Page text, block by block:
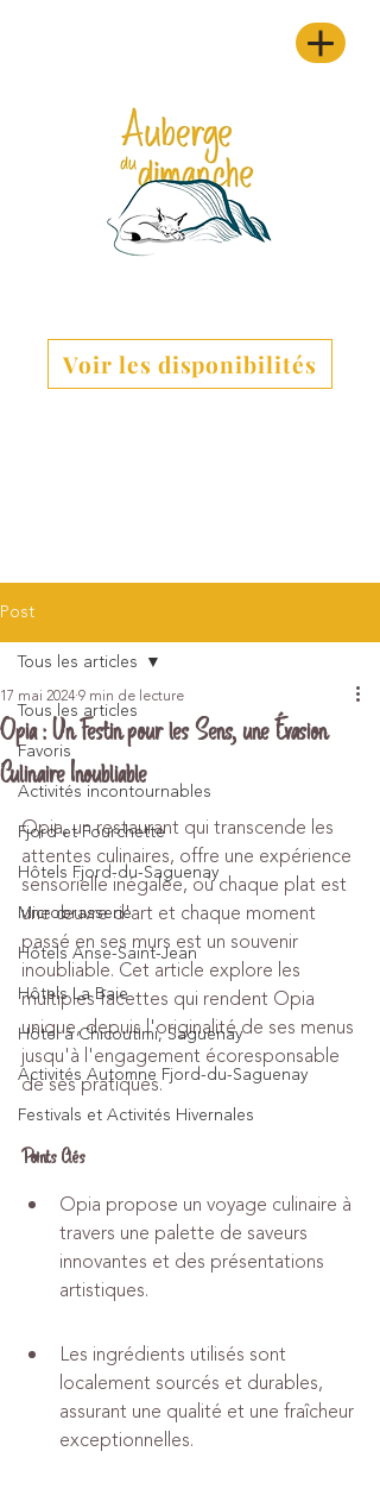
Voir les disponibilités
Post
Tous les articles
Favoris
Activités incontournables
Fjord et Fourchette
Hôtels Fjord-du-Saguenay
Microbrasserie
Hôtels Anse-Saint-Jean
Hôtels La Baie
Hôtel à Chicoutimi, Saguenay
Activités Automne Fjord-du-Saguenay
Festivals et Activités Hivernales
Tous les articles
Opia : Un Festin pour les Sens, une Évasion
Culinaire Inoubliable
17 mai 20249 min de lecture
Opia, un restaurant qui transcende les
attentes culinaires, offre une expérience
sensorielle inégalée, où chaque plat est
une œuvre d'art et chaque moment
passé en ses murs est un souvenir
inoubliable. Cet article explore les
multiples facettes qui rendent Opia
unique, depuis l'originalité de ses menus
jusqu'à l'engagement écoresponsable
de ses pratiques.
Points Clés
Opia propose un voyage culinaire à
travers une palette de saveurs
innovantes et des présentations
artistiques.
Les ingrédients utilisés sont
localement sourcés et durables,
assurant une qualité et une fraîcheur
exceptionnelles.